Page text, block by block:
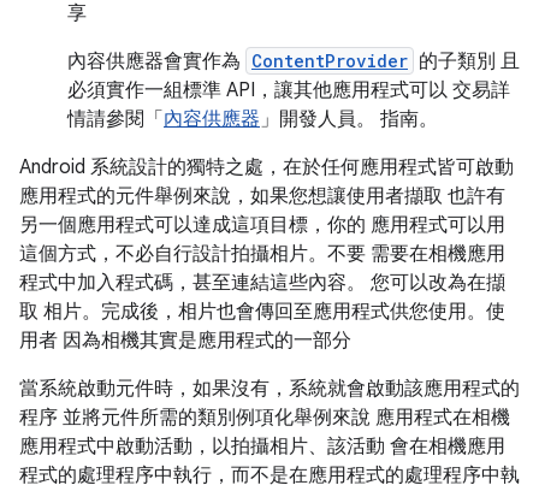
享
內容供應器會實作為 ContentProvider 的子類別 且
必須實作一組標準 API，讓其他應用程式可以 交易詳
情請參閱「 內容供應器」開發人員。 指南。
Android 系統設計的獨特之處，在於任何應用程式皆可啟動
應用程式的元件舉例來說，如果您想讓使用者擷取 也許有
另一個應用程式可以達成這項目標，你的 應用程式可以用
這個方式，不必自行設計拍攝相片。不要 需要在相機應用
程式中加入程式碼，甚至連結這些內容。 您可以改為在擷
取 相片。完成後，相片也會傳回至應用程式供您使用。使
用者 因為相機其實是應用程式的一部分
當系統啟動元件時，如果沒有，系統就會啟動該應用程式的
程序 並將元件所需的類別例項化舉例來說 應用程式在相機
應用程式中啟動活動，以拍攝相片、該活動 會在相機應用
程式的處理程序中執行，而不是在應用程式的處理程序中執